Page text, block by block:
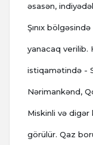
əsasən,
Şınıx
yanacaq verilib.
istiqamətində -
Nərimankənd,
Miskinli və digər
görülür. Qaz